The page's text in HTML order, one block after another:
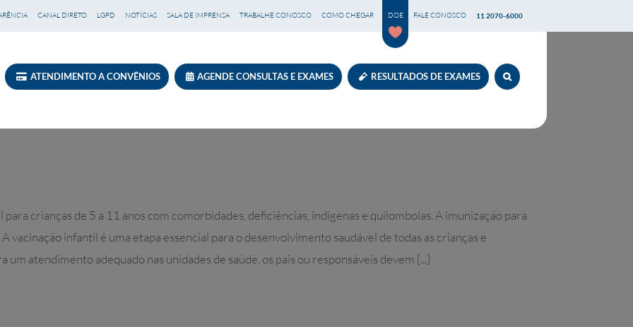
CANAL DIRETO LGPD NOTÍCIAS SALA DE IMPRENSA TRABALHE CONOSCO COMO CHEGAR DOE FALE CONOSCO 11 2070-6000
ATENDIMENTO A CONVÊNIOS AGENDE CONSULTAS E EXAMES RESULTADOS DE EXAMES
crianças de 5 a 11 anos com comorbidades, deficiências, indígenas e quilombolas. A imunização para
vacinação infantil é uma etapa essencial para o desenvolvimento saudável de todas as crianças e
um atendimento adequado nas unidades de saúde, os pais ou responsáveis devem [...]